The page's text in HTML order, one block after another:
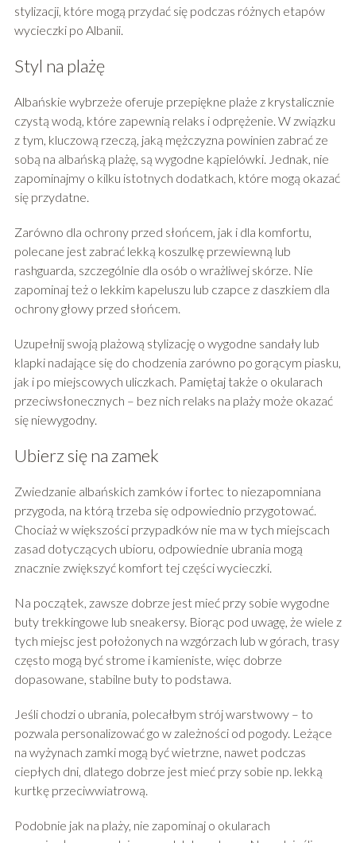
stylizacji, które mogą przydać się podczas różnych etapów
wycieczki po Albanii.
Styl na plażę
Albańskie wybrzeże oferuje przepiękne plaże z krystalicznie
czystą wodą, które zapewnią relaks i odprężenie. W związku
z tym, kluczową rzeczą, jaką mężczyzna powinien zabrać ze
sobą na albańską plażę, są wygodne kąpielówki. Jednak, nie
zapominajmy o kilku istotnych dodatkach, które mogą okazać
się przydatne.
Zarówno dla ochrony przed słońcem, jak i dla komfortu,
polecane jest zabrać lekką koszulkę przewiewną lub
rashguarda, szczególnie dla osób o wrażliwej skórze. Nie
zapominaj też o lekkim kapeluszu lub czapce z daszkiem dla
ochrony głowy przed słońcem.
Uzupełnij swoją plażową stylizację o wygodne sandały lub
klapki nadające się do chodzenia zarówno po gorącym piasku,
jak i po miejscowych uliczkach. Pamiętaj także o okularach
przeciwsłonecznych – bez nich relaks na plaży może okazać
się niewygodny.
Ubierz się na zamek
Zwiedzanie albańskich zamków i fortec to niezapomniana
przygoda, na którą trzeba się odpowiednio przygotować.
Chociaż w większości przypadków nie ma w tych miejscach
zasad dotyczących ubioru, odpowiednie ubrania mogą
znacznie zwiększyć komfort tej części wycieczki.
Na początek, zawsze dobrze jest mieć przy sobie wygodne
buty trekkingowe lub sneakersy. Biorąc pod uwagę, że wiele z
tych miejsc jest położonych na wzgórzach lub w górach, trasy
często mogą być strome i kamieniste, więc dobrze
dopasowane, stabilne buty to podstawa.
Jeśli chodzi o ubrania, polecałbym strój warstwowy – to
pozwala personalizować go w zależności od pogody. Leżące
na wyżynach zamki mogą być wietrzne, nawet podczas
ciepłych dni, dlatego dobrze jest mieć przy sobie np. lekką
kurtkę przeciwwiatrową.
Podobnie jak na plaży, nie zapominaj o okularach